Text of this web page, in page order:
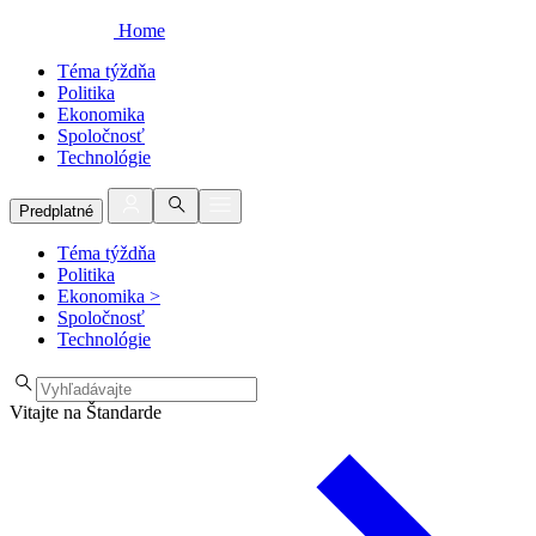
Home
Téma týždňa
Politika
Ekonomika
Spoločnosť
Technológie
Predplatné
Téma týždňa
Politika
Ekonomika >
Spoločnosť
Technológie
Vitajte na Štandarde